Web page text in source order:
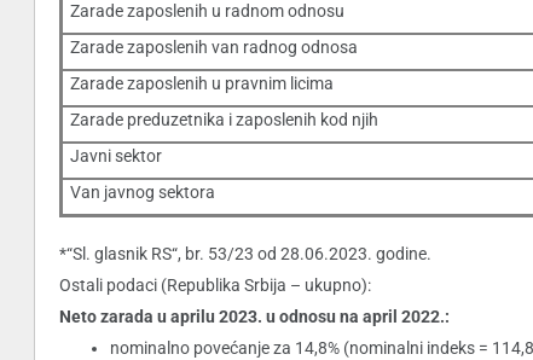
Zarade zaposlenih u radnom odnosu
Zarade zaposlenih van radnog odnosa
Zarade zaposlenih u pravnim licima
Zarade preduzetnika i zaposlenih kod njih
Javni sektor
Van javnog sektora
*“Sl. glasnik RS“, br. 53/23 od 28.06.2023. godine.
Ostali podaci (Republika Srbija – ukupno):
Neto zarada u aprilu 2023. u odnosu na april 2022.:
nominalno povećanje za 14,8% (nominalni indeks =